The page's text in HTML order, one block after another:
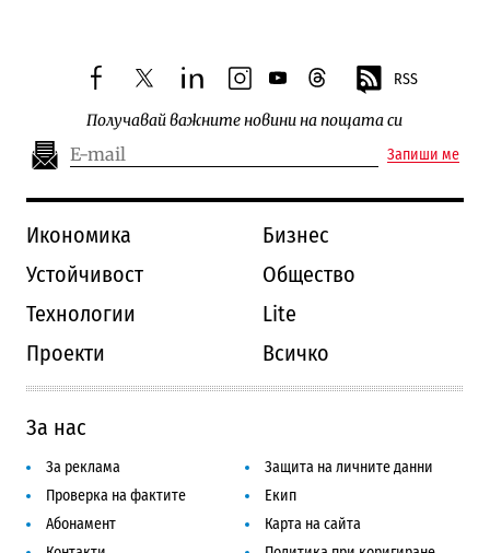
facebooktwitterlinkedininstagram
youtubethreads RSS
Получавай важните новини на пощата си
Запиши ме
Икономика
Бизнес
Устойчивост
Общество
Технологии
Lite
Проекти
Всичко
За нас
За реклама
Защита на личните данни
Проверка на фактите
Екип
Абонамент
Карта на сайта